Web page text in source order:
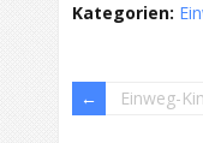
Kategorien:
Einweg-